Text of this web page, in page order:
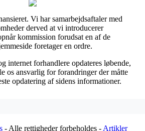
Vi har samarbejdsaftaler med
derved at vi introducerer
kommission forudsat en af de
foretager en ordre.
internet forhandlere opdateres løbende,
os ansvarlig for forandringer der måtte
opdatering af sidens informationer.
- Alle rettigheder forbeholdes - Artikler